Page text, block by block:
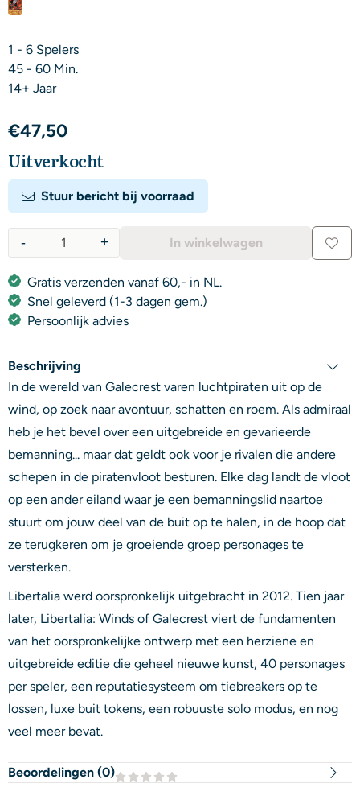
1 - 6 Spelers
45 - 60 Min.
14+ Jaar
€47,50
Uitverkocht
Stuur bericht bij voorraad
+
- In winkelwagen
Gratis verzenden vanaf 60,- in NL.
Snel geleverd (1-3 dagen gem.)
Persoonlijk advies
Beschrijving
In de wereld van Galecrest varen luchtpiraten uit op de
wind, op zoek naar avontuur, schatten en roem. Als admiraal
heb je het bevel over een uitgebreide en gevarieerde
bemanning... maar dat geldt ook voor je rivalen die andere
schepen in de piratenvloot besturen. Elke dag landt de vloot
op een ander eiland waar je een bemanningslid naartoe
stuurt om jouw deel van de buit op te halen, in de hoop dat
ze terugkeren om je groeiende groep personages te
versterken.
Libertalia werd oorspronkelijk uitgebracht in 2012. Tien jaar
later, Libertalia: Winds of Galecrest viert de fundamenten
van het oorspronkelijke ontwerp met een herziene en
uitgebreide editie die geheel nieuwe kunst, 40 personages
per speler, een reputatiesysteem om tiebreakers op te
lossen, luxe buit tokens, een robuuste solo modus, en nog
veel meer bevat.
Beoordelingen (0)